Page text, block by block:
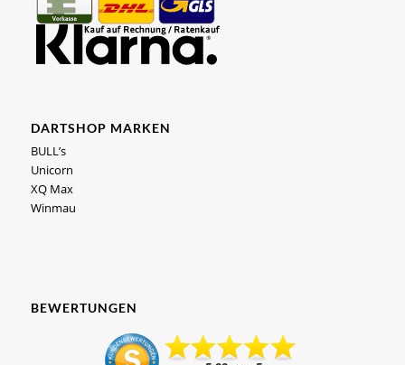
DARTSHOP MARKEN
BULL’s
Unicorn
XQ Max
Winmau
BEWERTUNGEN